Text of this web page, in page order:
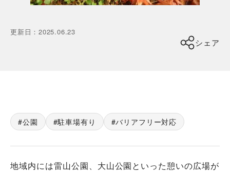
更新日 ：2025.06.23
シェア
公園 駐車場有り バリアフリー対応
地域内には雷山公園、大山公園といった憩いの広場が